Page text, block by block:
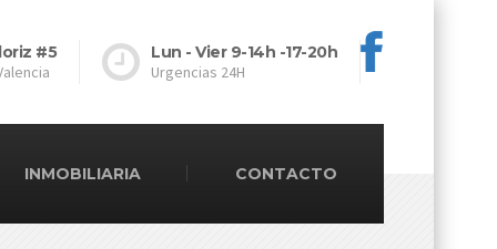
#5
Lun - Vier 9-14h -17-20h
Urgencias 24H
INMOBILIARIA CONTACTO